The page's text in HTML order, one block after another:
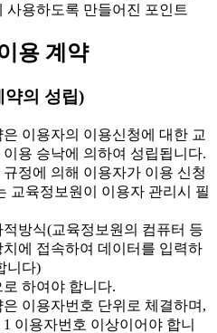
사용하도록 만들어진 포인트
용 계약
약의 성립)
이용자의 이용신청에 대한 교
용 승낙에 의하여 성립됩니다.
정에 의해 이용자가 이용 신청
교육정보원이 이용자 관리시 필
방식(교육정보원의 컴퓨터 등
치에 접속하여 데이터를 입력하
니다)
하여야 합니다.
이용자번호 단위로 체결하며,
이용자번호 이상이어야 합니